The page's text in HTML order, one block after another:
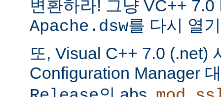
변환하라! 그냥 VC++ 7.0
Apache.dsw를 다시 열
또, Visual C++ 7.0 (.net)
Configuration Manager